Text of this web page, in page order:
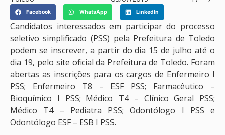
Facebook WhatsApp LinkedIn
Candidatos interessados em participar do processo
seletivo simplificado (PSS) pela Prefeitura de Toledo
podem se inscrever, a partir do dia 15 de julho até o
dia 19, pelo site oficial da Prefeitura de Toledo. Foram
abertas as inscrições para os cargos de Enfermeiro I
PSS; Enfermeiro T8 – ESF PSS; Farmacêutico –
Bioquímico I PSS; Médico T4 – Clínico Geral PSS;
Médico T4 – Pediatra PSS; Odontólogo I PSS e
Odontólogo ESF – ESB I PSS.